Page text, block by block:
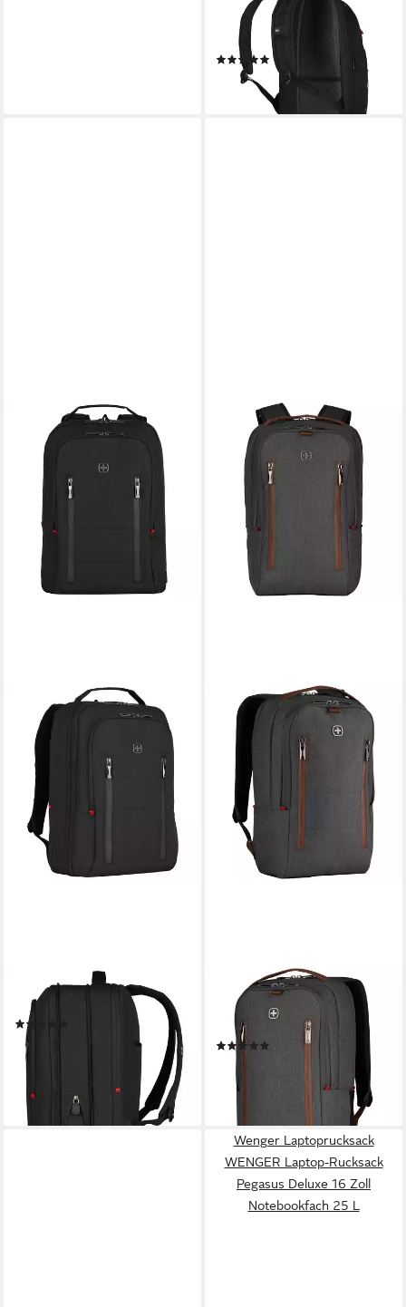
Zoll Laptop Rucksack,
schwarz
(4)
ab 77,04 €
lieferbar - in 3-4 Werktagen bei dir
WENGER
Laptoprucksack, Polyester
ab 70,44 €
lieferbar - in 2-3 Werktagen bei dir
WENGER
Laptoprucksack City Upgrade,
Polyester
ab 70,08 € 85,00 €
-18%
lieferbar - in 2-3 Werktagen bei dir
Wenger Laptoprucksack
WENGER Laptop-Rucksack
Pegasus Deluxe 16 Zoll
Notebookfach 25 L